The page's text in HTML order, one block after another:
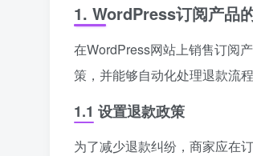
1. WordPress订阅产品
在WordPress网站上销售订阅
策，并能够自动化处理退款流
1.1 设置退款政策
为了减少退款纠纷，商家应在